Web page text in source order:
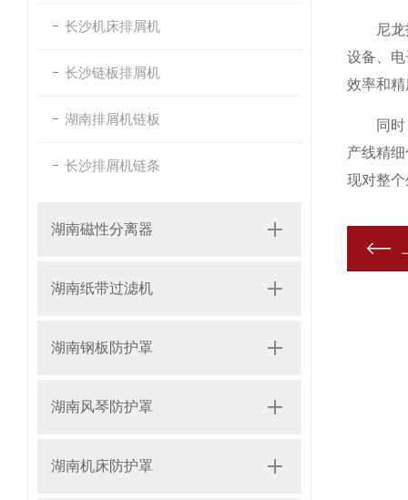
长沙机床排屑机
长沙链板排屑机
湖南排屑机链板
长沙排屑机链条
湖南磁性分离器
湖南纸带过滤机
湖南钢板防护罩
湖南风琴防护罩
湖南机床防护罩
尼龙拖
设备、
效率和
同时，
产线精
现对整